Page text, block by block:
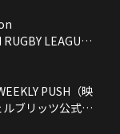
LEAGUE
タヴェルブリッ
PUSH（映
ブリッツ公式